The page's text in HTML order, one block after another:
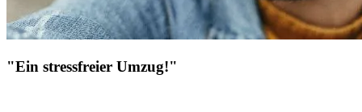
"Ein stressfreier Umzug!"